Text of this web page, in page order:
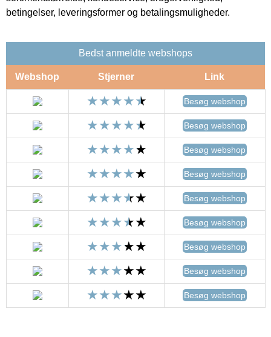
betingelser, leveringsformer og betalingsmuligheder.
Bedst anmeldte webshops
Webshop Stjerner Link
Besøg webshop
Besøg webshop
Besøg webshop
Besøg webshop
Besøg webshop
Besøg webshop
Besøg webshop
Besøg webshop
Besøg webshop